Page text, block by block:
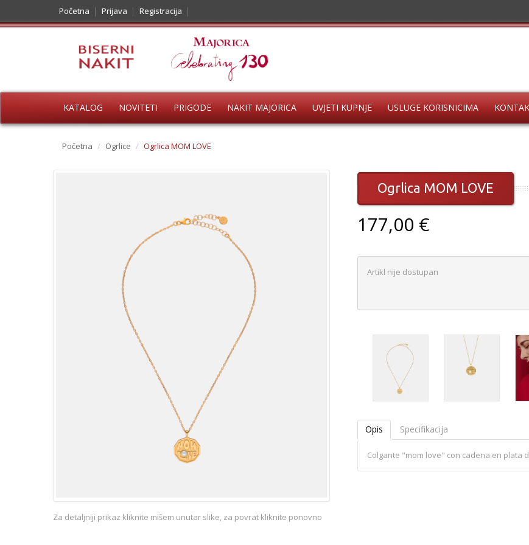
Početna Prijava Registracija
KATALOG NOVITETI PRIGODE NAKIT MAJORICA UVJETI KUPNJE USLUGE KORISNICIMA
Početna / Ogrlice / Ogrlica MOM LOVE
Za detaljniji prikaz kliknite mišem unutar slike, za povrat kliknite ponovno
Ogrlica MOM LOVE
177,00 €
Artikl nije dostupan
Opis Specifikacija
Colgante "mom love" con cadena en plata